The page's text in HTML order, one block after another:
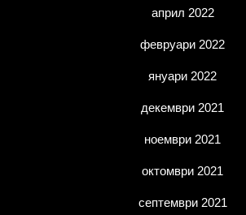
април 2022
февруари 2022
януари 2022
декември 2021
ноември 2021
октомври 2021
септември 2021